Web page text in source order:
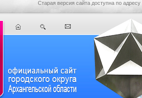
Старая версия сайта доступна по адресу